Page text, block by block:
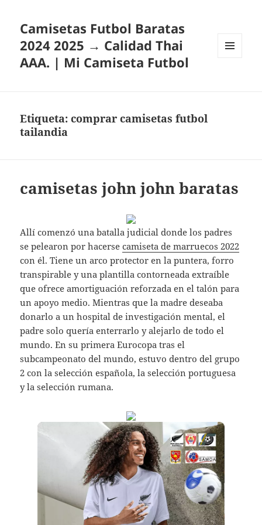
Camisetas Futbol Baratas
2024 2025 → Calidad Thai
AAA. | Mi Camiseta Futbol
Etiqueta:comprar camisetas futbol
tailandia
camisetas john john baratas
Allí comenzó una batalla judicial donde los padres
se pelearon por hacersecamiseta de marruecos 2022
con él. Tiene un arco protector en la puntera, forro
transpirable y una plantilla contorneada extraíble
que ofrece amortiguación reforzada en el talón para
un apoyo medio. Mientras que la madre deseaba
donarlo a un hospital de investigación mental, el
padre solo quería enterrarlo y alejarlo de todo el
mundo. En su primera Eurocopa tras el
subcampeonato del mundo, estuvo dentro del grupo
2 con la selección española, la selección portuguesa
y la selección rumana.